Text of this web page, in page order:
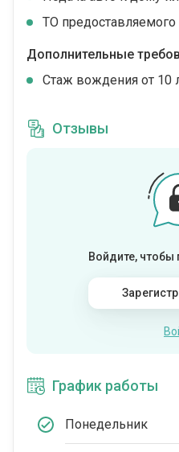
ТО
Дополнительные
Стаж вождения от 10
Отзывы
Войдите, чтобы
График работы
Понедельник